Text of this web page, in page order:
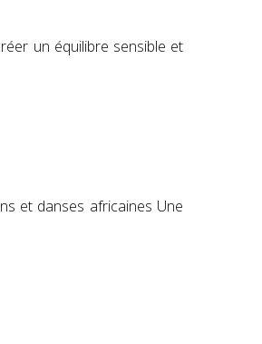
un équilibre sensible et
et danses africaines Une